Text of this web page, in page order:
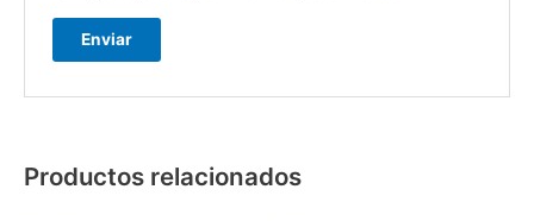
Productos relacionados